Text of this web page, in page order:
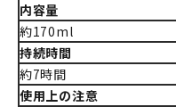
内容量
約170ml
持続時間
約7時間
使用上の注意